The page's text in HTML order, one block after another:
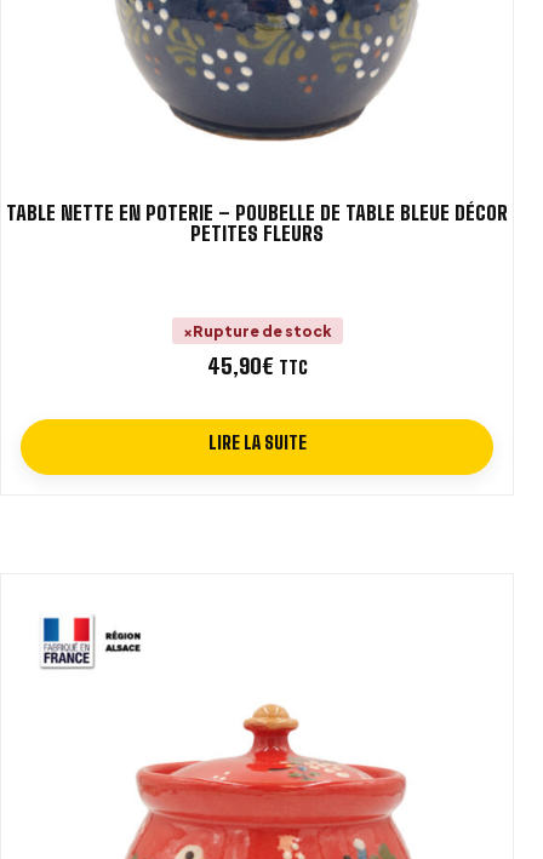
TABLE NETTE EN POTERIE – POUBELLE DE TABLE BLEUE DÉCOR
PETITES FLEURS
Rupture de stock
45,90€ TTC
LIRE LA SUITE